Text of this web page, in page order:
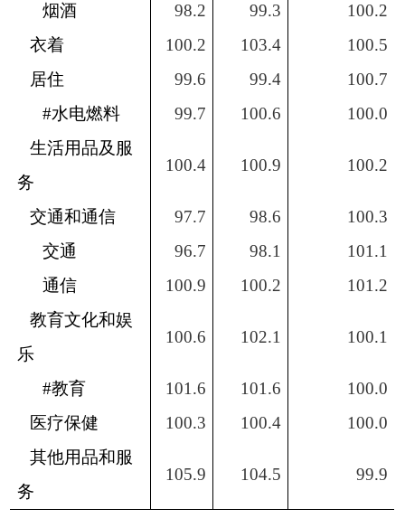
烟酒
98.2 99.3
100.2
衣着
100.2 103.4
100.5
居住
99.6 99.4
100.7
#水电燃料 99.7 100.6
100.0
生活用品及服
务
100.4 100.9 100.2
交通和通信 97.7 98.6
100.3
交通
96.7 98.1
101.1
通信
100.9 100.2
101.2
教育文化和娱
乐
100.6 102.1 100.1
#教育 101.6 101.6
100.0
医疗保健
100.3 100.4
100.0
其他用品和服
务
105.9 104.5 99.9